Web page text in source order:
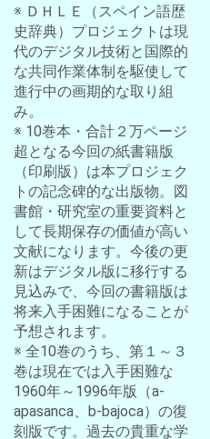
※ ＤＨＬＥ（スペイン語歴
史辞典）プロジェクトは現
代のデジタル技術と国際的
な共同作業体制を駆使して
進行中の画期的な取り組
み。
※ 10巻本・合計２万ページ
超となる今回の紙書籍版
（印刷版）は本プロジェク
トの記念碑的な出版物。図
書館・研究室の重要資料と
して長期保存の価値が高い
文献になります。今後の更
新はデジタル版に移行する
見込みで、今回の書籍版は
将来入手困難になることが
予想されます。
※ 全10巻のうち、第１～３
巻は現在では入手困難な
1960年～1996年版（a-
apasanca、b-bajoca）の復
刻版です。過去の貴重な学